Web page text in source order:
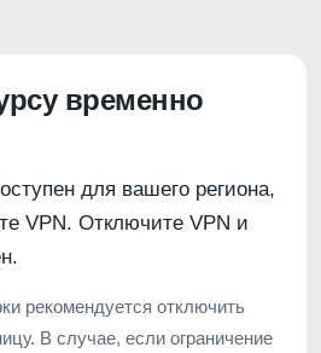
временно
для вашего региона,
VPN. Отключите VPN и
рекомендуется отключить
В случае, если ограничение